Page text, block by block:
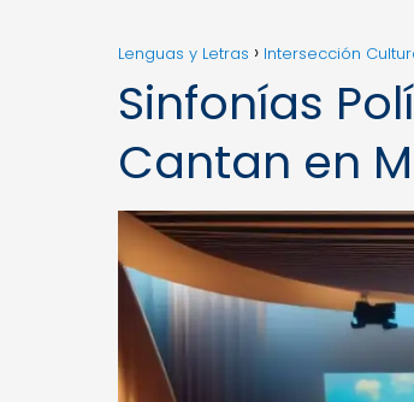
Lenguas y Letras Intersección
Sinfonías
Cantan en